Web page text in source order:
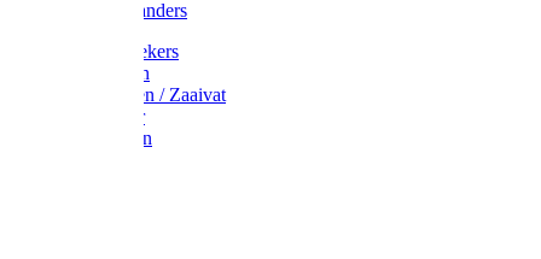
Onkruidbranders
Graskantstekers
Verticuteren
Strooiwagen / Zaaivat
Grasmaaier
Grasscharen